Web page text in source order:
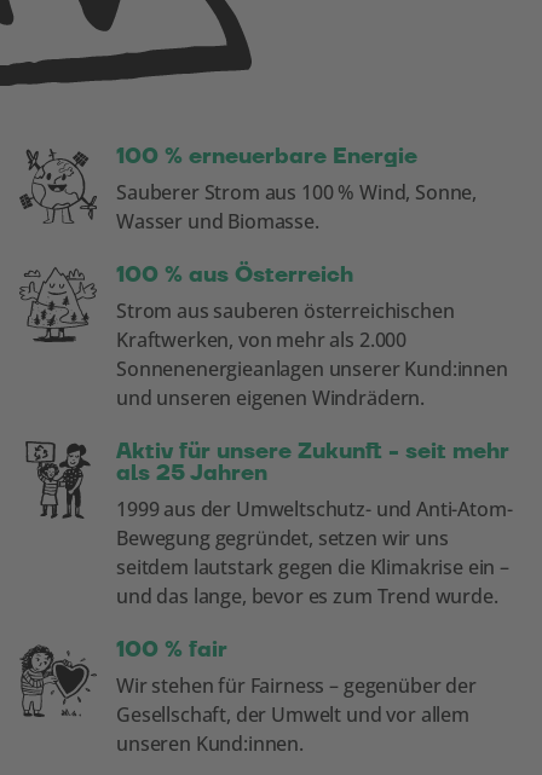
100 % erneuerbare Energie
Sauberer Strom aus 100 % Wind, Sonne,
Wasser und Biomasse.
100 % aus Österreich
Strom aus sauberen österreichischen
Kraftwerken, von mehr als 2.000
Sonnenenergieanlagen unserer Kund:innen
und unseren eigenen Windrädern.
Aktiv für unsere Zukunft - seit mehr
als 25 Jahren
1999 aus der Umweltschutz- und Anti-Atom-
Bewegung gegründet, setzen wir uns
seitdem lautstark gegen die Klimakrise ein –
und das lange, bevor es zum Trend wurde.
100 % fair
Wir stehen für Fairness – gegenüber der
Gesellschaft, der Umwelt und vor allem
unseren Kund:innen.